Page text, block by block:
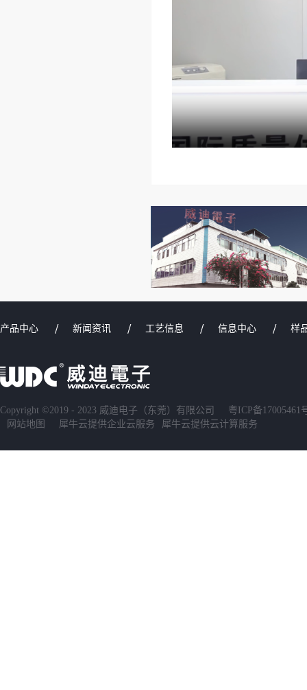
产品中心 新闻资讯 工艺信息 信息中心 样
Copyright ©2019 - 2023 威迪电子（东莞）有限公司
粤ICP备17005461
网站地图
犀牛云提供企业云服务 犀牛云提供云计算服务